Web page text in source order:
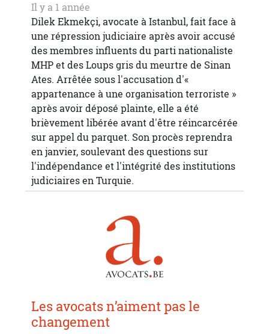
Il y a 1 année
Dilek Ekmekçi, avocate à Istanbul, fait face à
une répression judiciaire après avoir accusé
des membres influents du parti nationaliste
MHP et des Loups gris du meurtre de Sinan
Ates. Arrêtée sous l'accusation d'«
appartenance à une organisation terroriste »
après avoir déposé plainte, elle a été
brièvement libérée avant d'être réincarcérée
sur appel du parquet. Son procès reprendra
en janvier, soulevant des questions sur
l'indépendance et l'intégrité des institutions
judiciaires en Turquie.
Les avocats n’aiment pas le
changement